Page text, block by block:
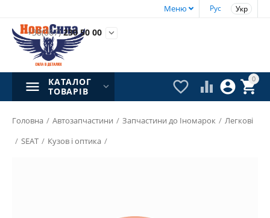
Рус Укр
Меню
+38(067)230 50 00 
0


 
КАТАЛОГ
ТОВАРІВ
Головна / Автозапчастини / Запчастини до Іномарок / Легкові
/ SEAT / Кузов і оптика /